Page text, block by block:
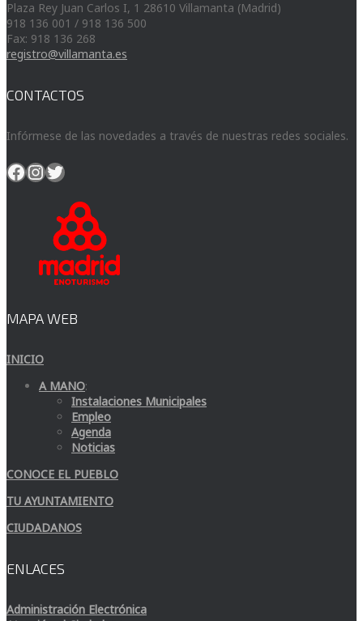
Plaza Rey Juan Carlos I, 1 28610 Villamanta (Madrid)
918 136 001 / 918 136 500
Fax: 918 136 268
registro@villamanta.es
CONTACTOS
Infórmese de las novedades a través de nuestras redes sociales.
Facebook
Instagram
Twitter
MAPA WEB
INICIO
A MANO:
Instalaciones Municipales
Empleo
Agenda
Noticias
CONOCE EL PUEBLO
TU AYUNTAMIENTO
CIUDADANOS
ENLACES
Administración Electrónica